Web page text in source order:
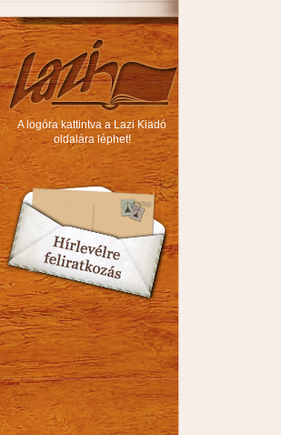
A logóra kattintva a Lazi Kiadó
oldalára léphet!